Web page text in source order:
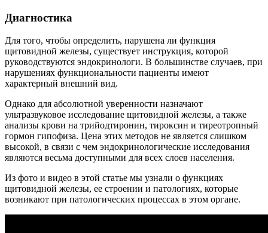
Диагностика
Для того, чтобы определить, нарушена ли функция
щитовидной железы, существует инструкция, которой
руководствуются эндокринологи. В большинстве случаев, при
нарушениях функциональности пациенты имеют
характерный внешний вид.
Однако для абсолютной уверенности назначают
ультразвуковое исследование щитовидной железы, а также
анализы крови на трийодтиронин, тироксин и тиреотропный
гормон гипофиза. Цена этих методов не является слишком
высокой, в связи с чем эндокринологические исследования
являются весьма доступными для всех слоев населения.
Из фото и видео в этой статье мы узнали о функциях
щитовидной железы, ее строении и патологиях, которые
возникают при патологических процессах в этом органе.